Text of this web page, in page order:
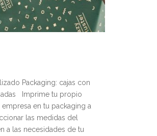
Packaging: cajas con
Imprime tu propio
en tu packaging a
las medidas del
a las necesidades de tu